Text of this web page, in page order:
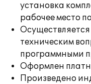
установка
рабочее место
техническим
программными
Оформлен
Произведено